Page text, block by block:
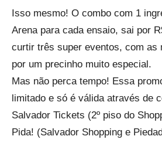
Isso mesmo! O combo com 1
Arena para cada ensaio, sai por
curtir três super eventos, com as
por um precinho muito especial.
Mas não perca tempo! Essa
limitado e só é válida através de
Salvador Tickets (2º piso do
Pida! (Salvador Shopping e